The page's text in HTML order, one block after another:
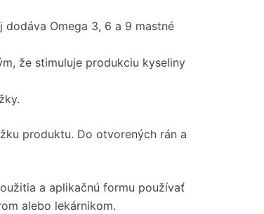
Omega 3, 6 a 9 mastné
že stimuluje produkciu kyseliny
produktu. Do otvorených rán a
a aplikačnú formu používať
alebo lekárnikom.